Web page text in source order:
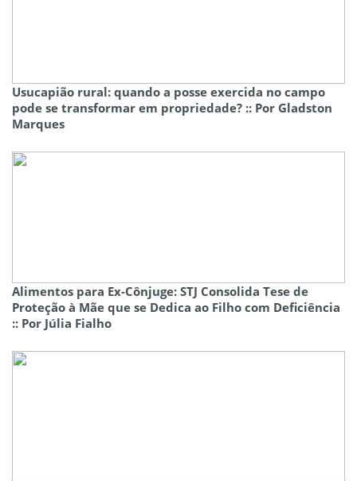
Usucapião rural: quando a posse exercida no campo
pode se transformar em propriedade? :: Por Gladston
Marques
Alimentos para Ex-Cônjuge: STJ Consolida Tese de
Proteção à Mãe que se Dedica ao Filho com Deficiência
:: Por Júlia Fialho